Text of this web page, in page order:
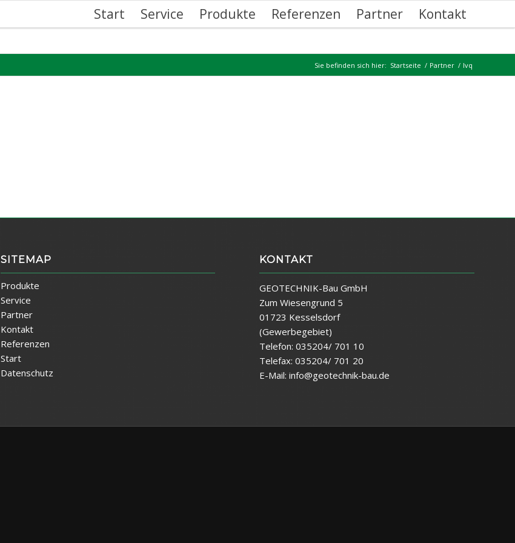
Start Service Produkte Referenzen Partner Kontakt
Sie befinden sich hier: Startseite / Partner / lvq
SITEMAP
Produkte
Service
Partner
Kontakt
Referenzen
Start
Datenschutz
KONTAKT
GEOTECHNIK-Bau GmbH
Zum Wiesengrund 5
01723 Kesselsdorf
(Gewerbegebiet)
Telefon: 035204/ 701 10
Telefax: 035204/ 701 20
E-Mail:info@geotechnik-bau.de